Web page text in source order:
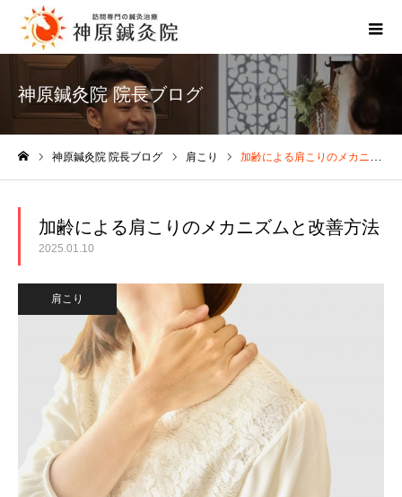
神原鍼灸院 院長ブログ
神原鍼灸院 院長ブログ 肩こり 加齢による肩こりのメカニズムと改善方法
加齢による肩こりのメカニズムと改善方法
2025.01.10
肩こり